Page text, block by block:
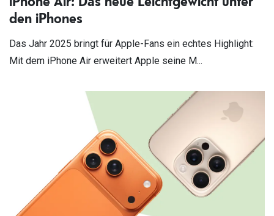
den iPhones
Das Jahr 2025 bringt für Apple-Fans ein echtes Highlight:
Mit dem iPhone Air erweitert Apple seine M...